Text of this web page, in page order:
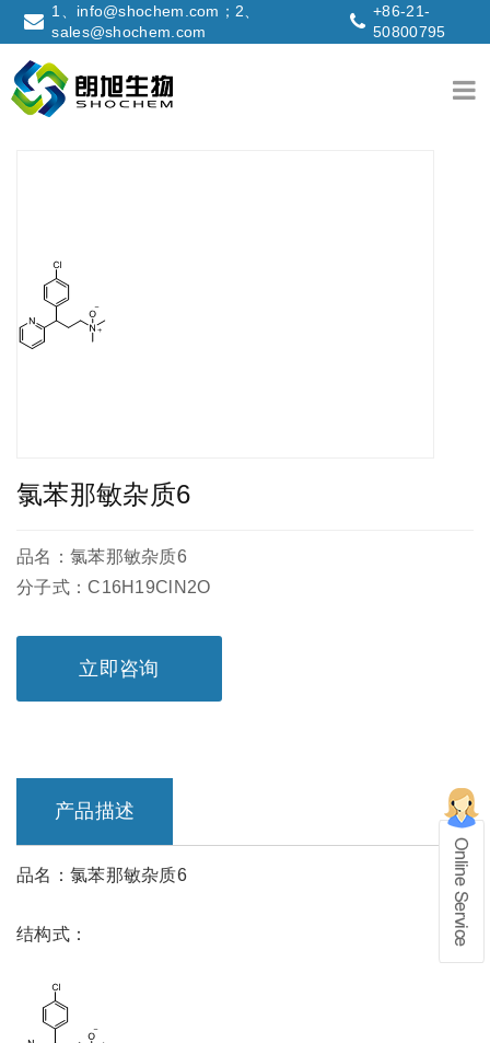
1、info@shochem.com；2、
sales@shochem.com
+86-21-
50800795
氯苯那敏杂质6
品名：氯苯那敏杂质6
分子式：C16H19ClN2O
立即咨询
产品描述
品名：氯苯那敏杂质6
结构式：
1、info@shochem.com；2